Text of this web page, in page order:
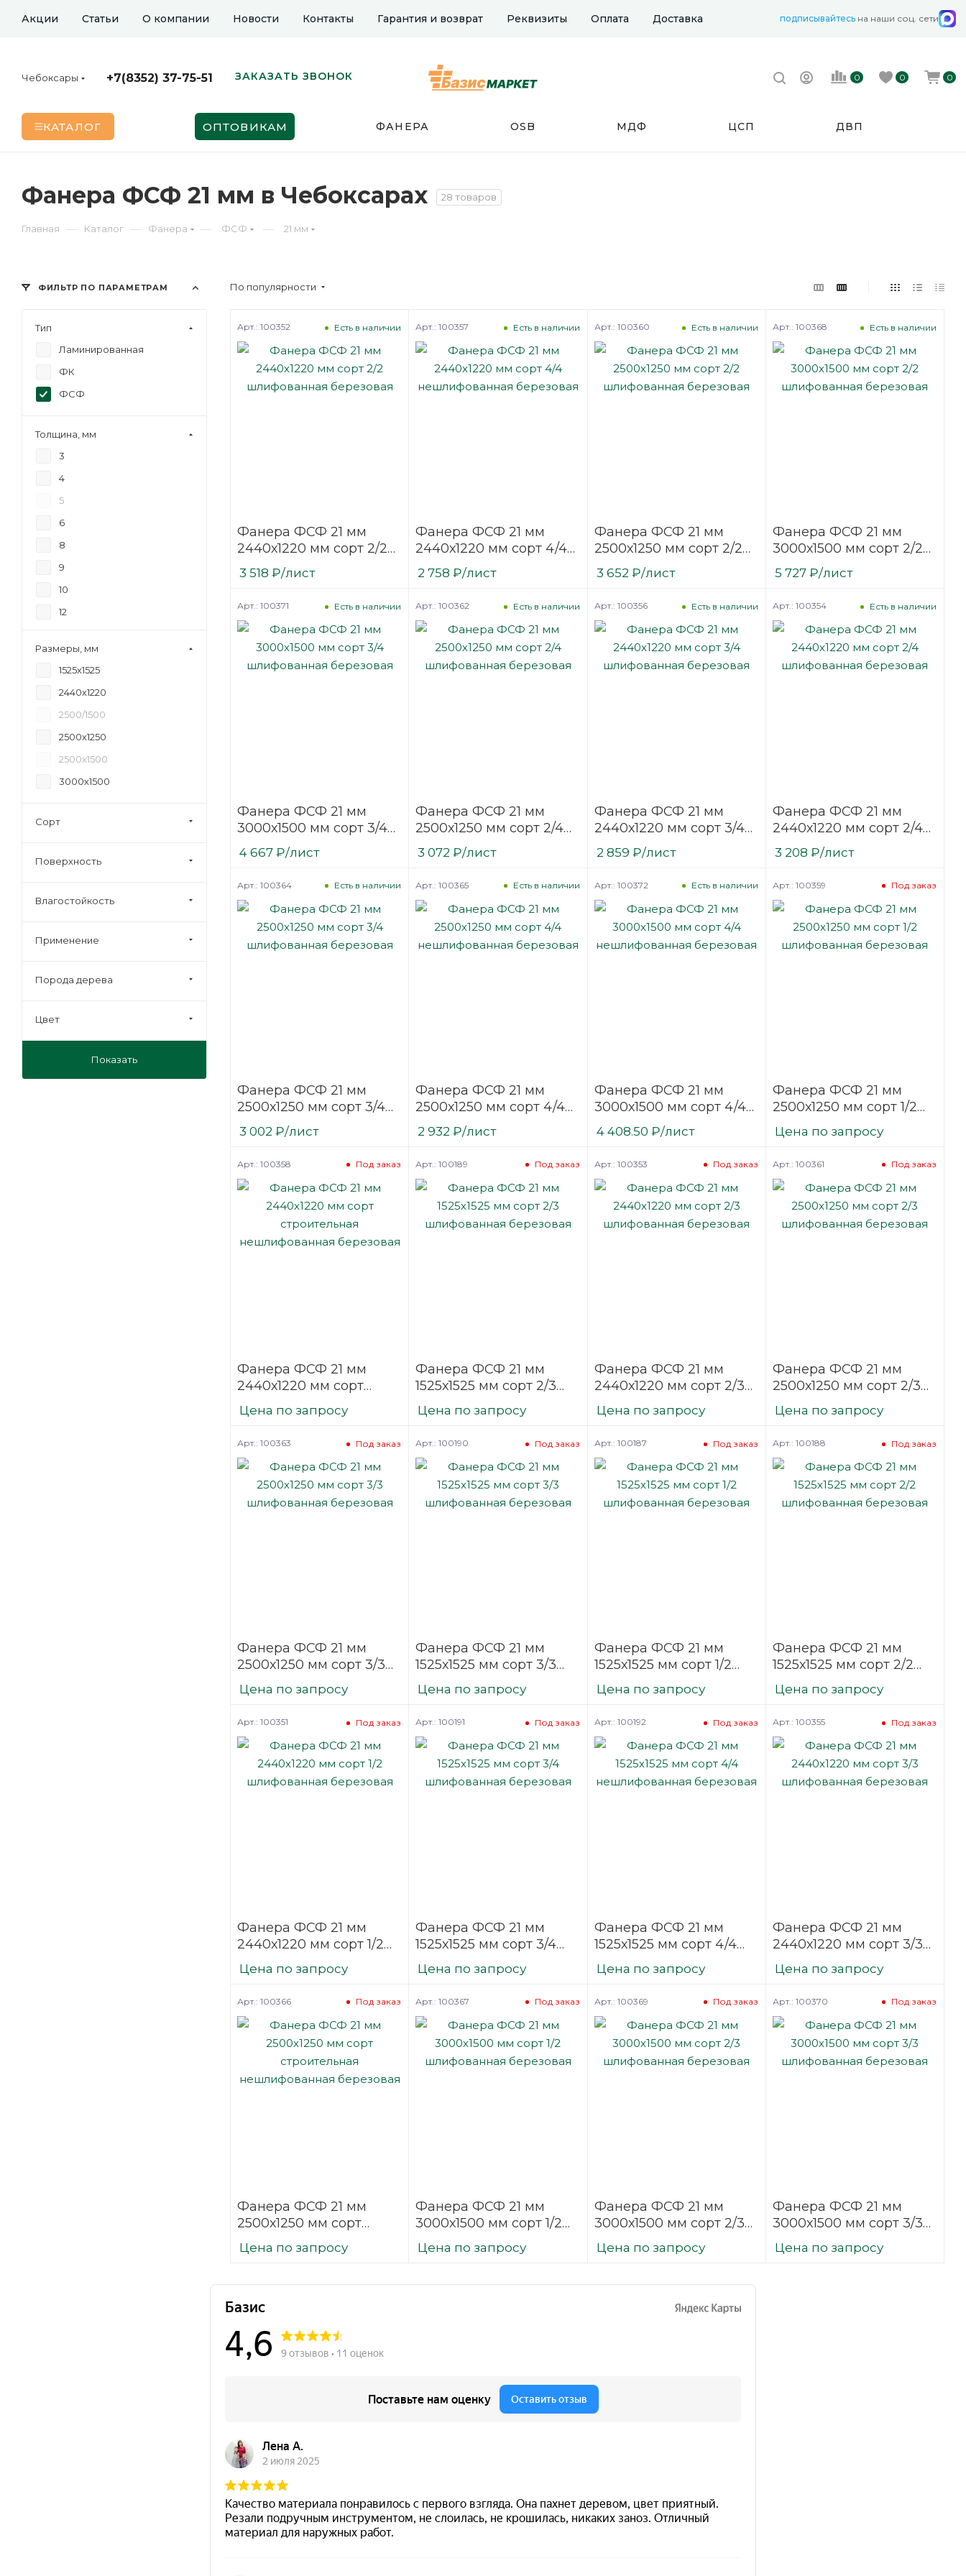
Акции Статьи О компании Новости Контакты Гарантия и возврат Реквизиты Оплата Доставка подписывайтесь на наши соц. сети
Чебоксары +7(8352) 37-75-51 ЗАКАЗАТЬ ЗВОНОК 0 0 0
КАТАЛОГ ОПТОВИКАМ ФАНЕРА OSB МДФ ЦСП ДВП
Фанера ФСФ 21 мм в Чебоксарах 28 товаров
Главная — Каталог — Фанера — ФСФ — 21 мм
По популярности
Фанера ФСФ 21 мм
2440х1220 мм сорт 2/2
шлифованная
березовая
Есть в наличии
Арт.: 100352
3 518 ₽/лист
Фанера ФСФ 21 мм
2440х1220 мм сорт 4/4
нешлифованная
березовая
Есть в наличии
Арт.: 100357
2 758 ₽/лист
Фанера ФСФ 21 мм
2500х1250 мм сорт 2/2
шлифованная
березовая
Есть в наличии
Арт.: 100360
3 652 ₽/лист
Фанера ФСФ 21 мм
3000х1500 мм сорт 2/2
шлифованная
березовая
Есть в наличии
Арт.: 100368
5 727₽/лист
Фанера ФСФ 21 мм
3000х1500 мм сорт 3/4
шлифованная
березовая
Есть в наличии
Арт.: 100371
4 667 ₽/лист
Фанера ФСФ 21 мм
2500х1250 мм сорт 2/4
шлифованная
березовая
Есть в наличии
Арт.: 100362
3 072 ₽/лист
Фанера ФСФ 21 мм
2440х1220 мм сорт 3/4
шлифованная
березовая
Есть в наличии
Арт.: 100356
2 859 ₽/лист
Фанера ФСФ 21 мм
2440х1220 мм сорт 2/4
шлифованная
березовая
Есть в наличии
Арт.: 100354
3 208 ₽/лист
Фанера ФСФ 21 мм
2500х1250 мм сорт 3/4
шлифованная
березовая
Есть в наличии
Арт.: 100364
3 002 ₽/лист
Фанера ФСФ 21 мм
2500х1250 мм сорт 4/4
нешлифованная
березовая
Есть в наличии
Арт.: 100365
2 932 ₽/лист
Фанера ФСФ 21 мм
3000х1500 мм сорт 4/4
нешлифованная
березовая
Есть в наличии
Арт.: 100372
4 408.50 ₽/лист
Фанера ФСФ 21 мм
2500х1250 мм сорт 1/2
шлифованная
березовая
Под заказ
Арт.: 100359
Цена по запросу
Фанера ФСФ 21 мм
2440х1220 мм сорт
строительная
нешлифованная
Под заказ
Арт.: 100358
Цена по запросу
Фанера ФСФ 21 мм
1525х1525 мм сорт 2/3
шлифованная
березовая
Под заказ
Арт.: 100189
Цена по запросу
Фанера ФСФ 21 мм
2440х1220 мм сорт 2/3
шлифованная
березовая
Под заказ
Арт.: 100353
Цена по запросу
Фанера ФСФ 21 мм
2500х1250 мм сорт 2/3
шлифованная
березовая
Под заказ
Арт.: 100361
Цена по запросу
Фанера ФСФ 21 мм
2500х1250 мм сорт 3/3
шлифованная
березовая
Под заказ
Арт.: 100363
Цена по запросу
Фанера ФСФ 21 мм
1525х1525 мм сорт 3/3
шлифованная
березовая
Под заказ
Арт.: 100190
Цена по запросу
Фанера ФСФ 21 мм
1525х1525 мм сорт 1/2
шлифованная
березовая
Под заказ
Арт.: 100187
Цена по запросу
Фанера ФСФ 21 мм
1525х1525 мм сорт 2/2
шлифованная
березовая
Под заказ
Арт.: 100188
Цена по запросу
Фанера ФСФ 21 мм
2440х1220 мм сорт 1/2
шлифованная
березовая
Под заказ
Арт.: 100351
Цена по запросу
Фанера ФСФ 21 мм
1525х1525 мм сорт 3/4
шлифованная
березовая
Под заказ
Арт.: 100191
Цена по запросу
Фанера ФСФ 21 мм
1525х1525 мм сорт 4/4
нешлифованная
березовая
Под заказ
Арт.: 100192
Цена по запросу
Фанера ФСФ 21 мм
2440х1220 мм сорт 3/3
шлифованная
березовая
Под заказ
Арт.: 100355
Цена по запросу
Фанера ФСФ 21 мм
2500х1250 мм сорт
строительная
нешлифованная
Под заказ
Арт.: 100366
Цена по запросу
Фанера ФСФ 21 мм
3000х1500 мм сорт 1/2
шлифованная
березовая
Под заказ
Арт.: 100367
Цена по запросу
Фанера ФСФ 21 мм
3000х1500 мм сорт 2/3
шлифованная
березовая
Под заказ
Арт.: 100369
Цена по запросу
Фанера ФСФ 21 мм
3000х1500 мм сорт 3/3
шлифованная
березовая
Под заказ
Арт.: 100370
Цена по запросу
ФИЛЬТР ПО ПАРАМЕТРАМ
Тип
Ламинированная
ФК
ФСФ
Толщина, мм
3
4
5
6
8
9
10
12
18
Размеры, мм
1525х1525
2440х1220
2500/1500
2500х1250
2500х1500
3000х1500
Сорт
Поверхность
Влагостойкость
Применение
Порода дерева
Цвет
Показать